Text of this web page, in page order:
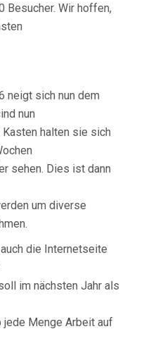
Besucher. Wir hoffen,
neigt sich nun dem
nun
halten sie sich
sehen. Dies ist dann
um diverse
die Internetseite
im nächsten Jahr als
Menge Arbeit auf